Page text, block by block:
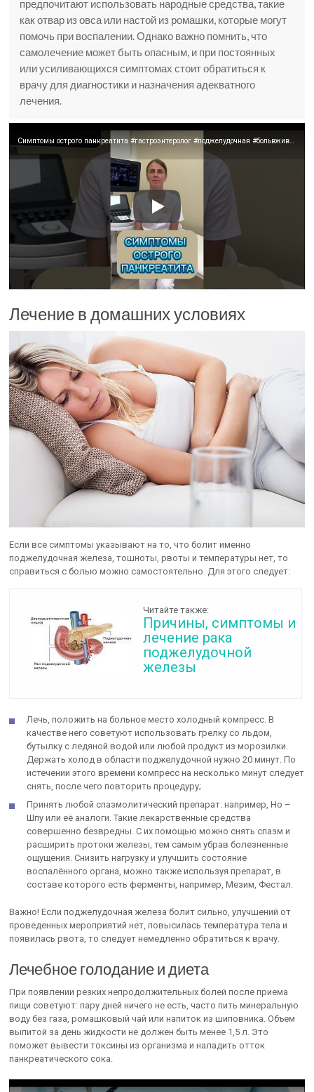
предпочитают использовать народные средства, такие
как отвар из овса или настой из ромашки, которые могут
помочь при воспалении. Однако важно помнить, что
самолечение может быть опасным, и при постоянных
или усиливающихся симптомах стоит обратиться к
врачу для диагностики и назначения адекватного
лечения.
Симптомы острого панкреатита #гастроэнтеролог #поджелудочная #больвживоте
Лечение в домашних условиях
Если все симптомы указывают на то, что болит именно
поджелудочная железа, тошноты, рвоты и температуры нет, то
справиться с болью можно самостоятельно. Для этого следует:
Читайте также:
Причины, симптомы и
лечение рака
поджелудочной
железы
Лечь, положить на больное место холодный компресс. В
качестве него советуют использовать грелку со льдом,
бутылку с ледяной водой или любой продукт из морозилки.
Держать холод в области поджелудочной нужно 20 минут. По
истечении этого времени компресс на несколько минут следует
снять, после чего повторить процедуру;
Принять любой спазмолитический препарат. например, Но –
Шпу или её аналоги. Такие лекарственные средства
совершенно безвредны. С их помощью можно снять спазм и
расширить протоки железы, тем самым убрав болезненные
ощущения. Снизить нагрузку и улучшить состояние
воспалённого органа, можно также используя препарат, в
составе которого есть ферменты, например, Мезим, Фестал.
Важно! Если поджелудочная железа болит сильно, улучшений от
проведенных мероприятий нет, повысилась температура тела и
появилась рвота, то следует немедленно обратиться к врачу.
Лечебное голодание и диета
При появлении резких непродолжительных болей после приема
пищи советуют: пару дней ничего не есть, часто пить минеральную
воду без газа, ромашковый чай или напиток из шиповника. Объем
выпитой за день жидкости не должен быть менее 1,5 л. Это
поможет вывести токсины из организма и наладить отток
панкреатического сока.